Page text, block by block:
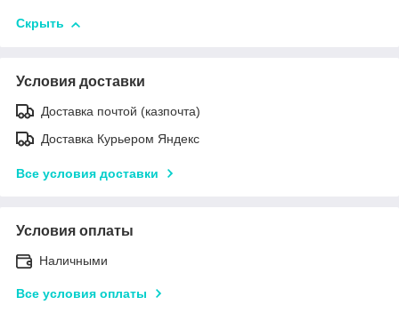
Скрыть
Условия доставки
Доставка почтой (казпочта)
Доставка Курьером Яндекс
Все условия доставки
Условия оплаты
Наличными
Все условия оплаты